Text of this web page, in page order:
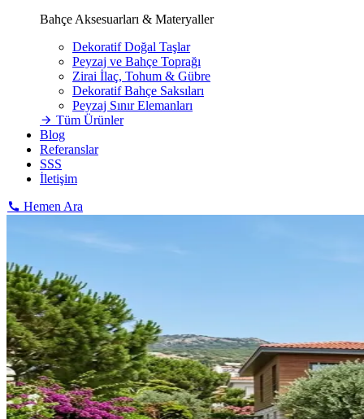
Bahçe Aksesuarları & Materyaller
Dekoratif Doğal Taşlar
Peyzaj ve Bahçe Toprağı
Zirai İlaç, Tohum & Gübre
Dekoratif Bahçe Saksıları
Peyzaj Sınır Elemanları
Tüm Ürünler
Blog
Referanslar
SSS
İletişim
Hemen Ara